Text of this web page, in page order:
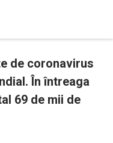
de coronavirus
În întreaga
69 de mii de